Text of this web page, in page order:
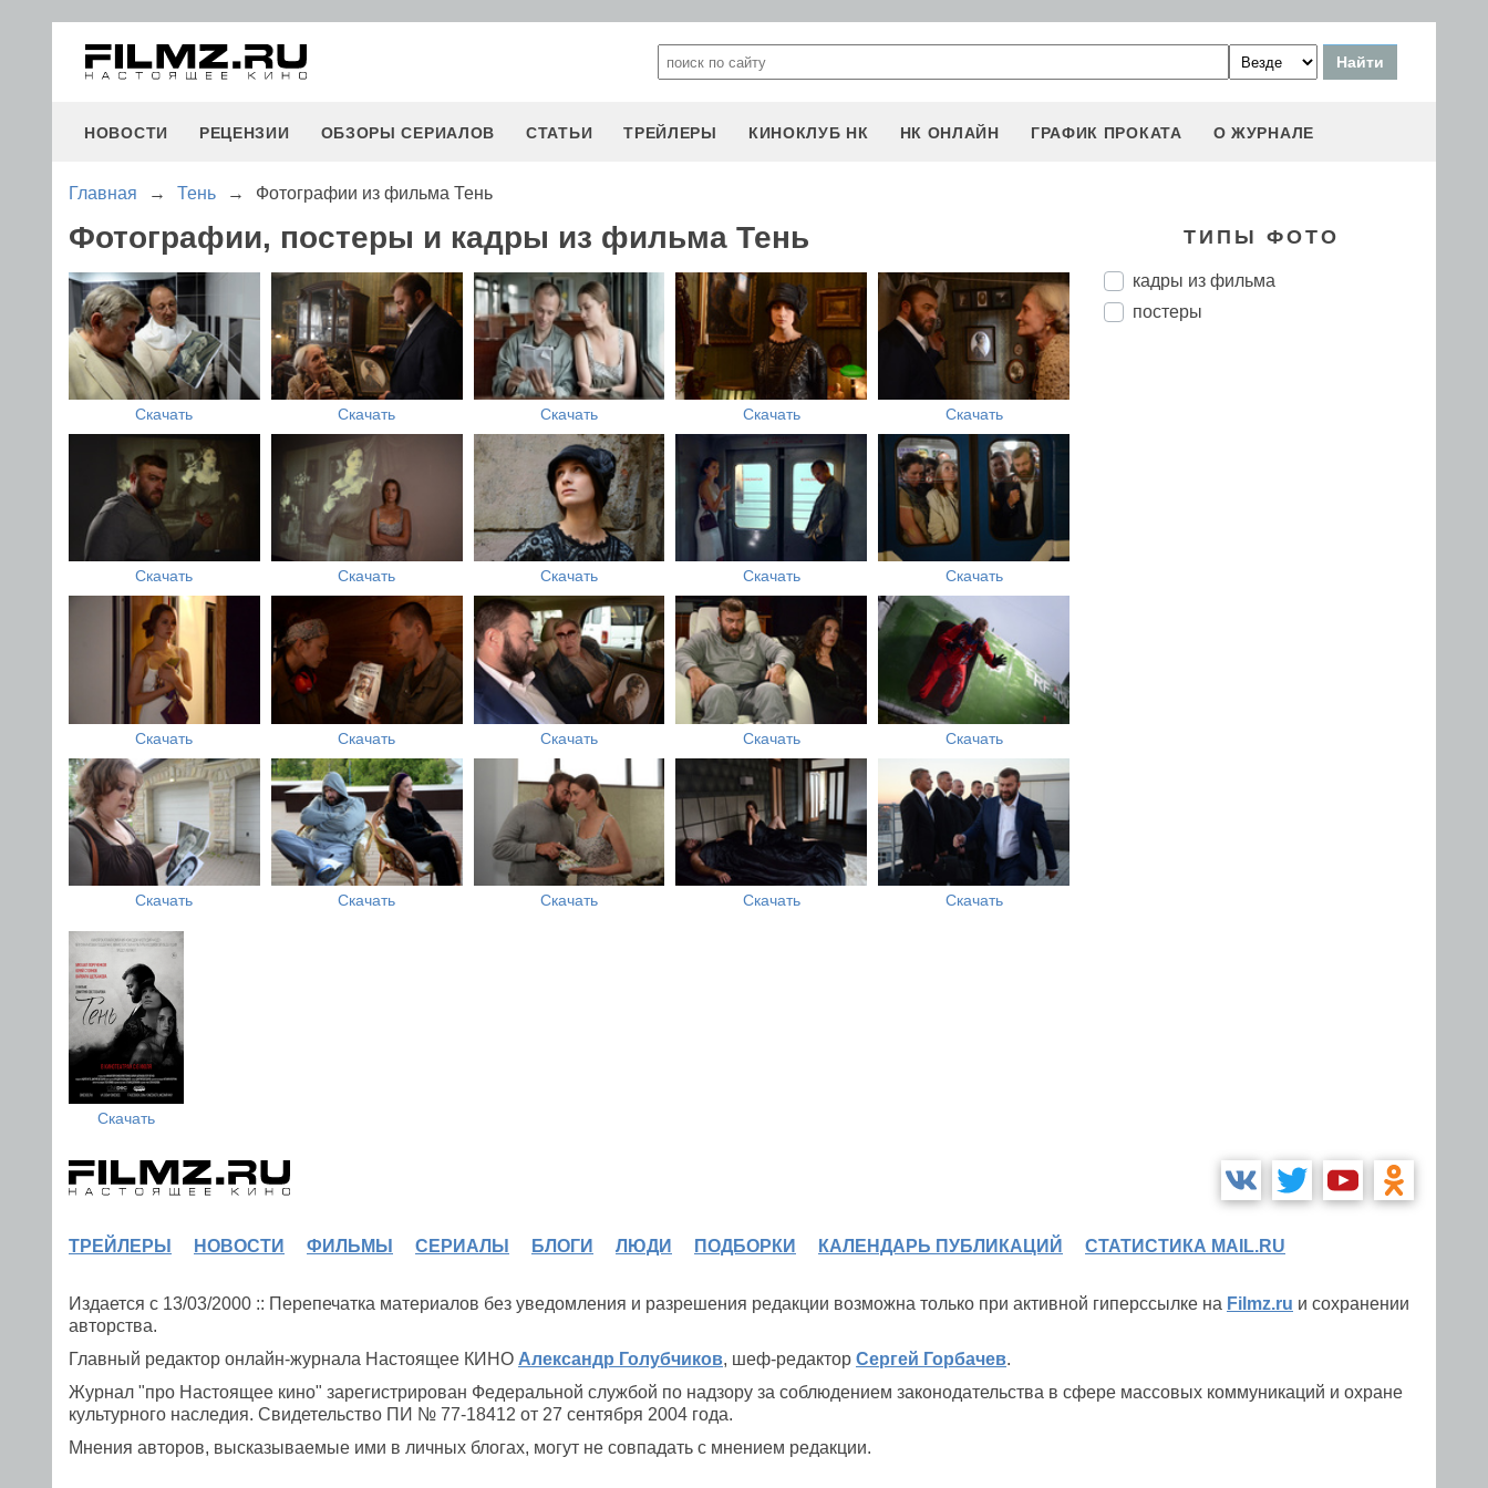
НОВОСТИ РЕЦЕНЗИИ ОБЗОРЫ СЕРИАЛОВ СТАТЬИ ТРЕЙЛЕРЫ КИНОКЛУБ НК НК ОНЛАЙН ГРАФИК ПРОКАТА О ЖУРНАЛЕ
Главная → Тень → Фотографии из фильма Тень
Фотографии, постеры и кадры из фильма Тень
Скачать Скачать Скачать Скачать Скачать
Скачать Скачать Скачать Скачать Скачать
Скачать Скачать Скачать Скачать Скачать
Скачать Скачать Скачать Скачать Скачать
Скачать
ТИПЫ ФОТО
кадры из фильма
постеры
ТРЕЙЛЕРЫ НОВОСТИ ФИЛЬМЫ СЕРИАЛЫ БЛОГИ ЛЮДИ ПОДБОРКИ КАЛЕНДАРЬ ПУБЛИКАЦИЙ СТАТИСТИКА MAIL.RU
Издается с 13/03/2000 :: Перепечатка материалов без уведомления и разрешения редакции возможна только при активной гиперссылке на Filmz.ru и сохранении
авторства.
Главный редактор онлайн-журнала Настоящее КИНО Александр Голубчиков, шеф-редактор Сергей Горбачев.
Журнал "про Настоящее кино" зарегистрирован Федеральной службой по надзору за соблюдением законодательства в сфере массовых коммуникаций и охране
культурного наследия. Свидетельство ПИ № 77-18412 от 27 сентября 2004 года.
Мнения авторов, высказываемые ими в личных блогах, могут не совпадать с мнением редакции.